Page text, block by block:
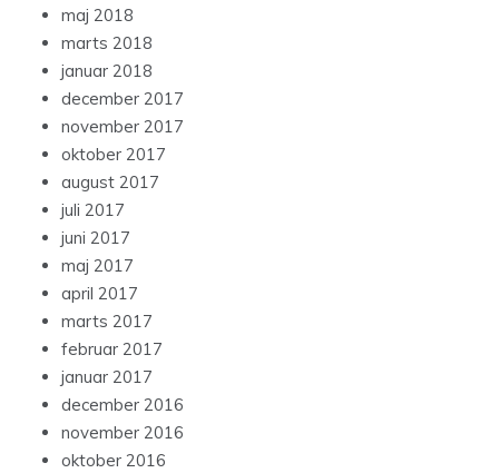
maj 2018
marts 2018
januar 2018
december 2017
november 2017
oktober 2017
august 2017
juli 2017
juni 2017
maj 2017
april 2017
marts 2017
februar 2017
januar 2017
december 2016
november 2016
oktober 2016